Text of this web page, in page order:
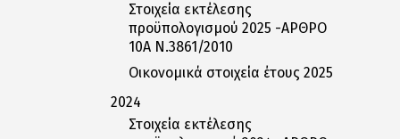
Στοιχεία εκτέλεσης
προϋπολογισμού 2025 -ΑΡΘΡΟ
10Α Ν.3861/2010
Οικονομικά στοιχεία έτους 2025
2024
Στοιχεία εκτέλεσης